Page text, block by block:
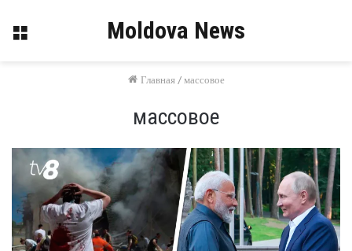
Меню Moldova News
Главная / массовое
массовое